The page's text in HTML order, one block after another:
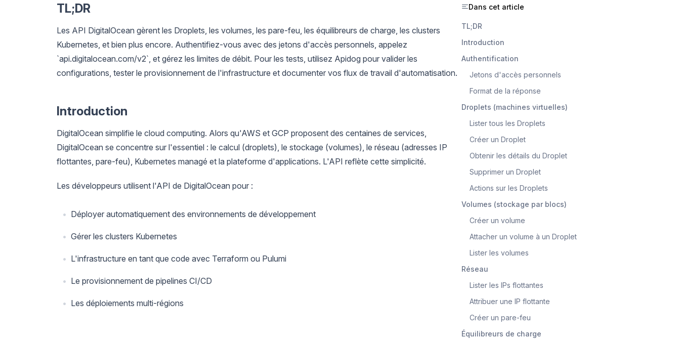
TL;DR
Les API DigitalOcean gèrent les Droplets, les volumes, les pare-feu, les équilibreurs de charge, les clusters
Kubernetes, et bien plus encore. Authentifiez-vous avec des jetons d'accès personnels, appelez
`api.digitalocean.com/v2`, et gérez les limites de débit. Pour les tests, utilisez Apidog pour valider les
configurations, tester le provisionnement de l'infrastructure et documenter vos flux de travail d'automatisation.
Introduction
DigitalOcean simplifie le cloud computing. Alors qu'AWS et GCP proposent des centaines de services,
DigitalOcean se concentre sur l'essentiel : le calcul (droplets), le stockage (volumes), le réseau (adresses IP
flottantes, pare-feu), Kubernetes managé et la plateforme d'applications. L'API reflète cette simplicité.
Les développeurs utilisent l'API de DigitalOcean pour :
Déployer automatiquement des environnements de développement
Gérer les clusters Kubernetes
L'infrastructure en tant que code avec Terraform ou Pulumi
Le provisionnement de pipelines CI/CD
Les déploiements multi-régions
Dans cet article
TL;DR
Introduction
Authentification
Jetons d'accès personnels
Format de la réponse
Droplets (machines virtuelles)
Lister tous les Droplets
Créer un Droplet
Obtenir les détails du Droplet
Supprimer un Droplet
Actions sur les Droplets
Volumes (stockage par blocs)
Créer un volume
Attacher un volume à un Droplet
Lister les volumes
Réseau
Lister les IPs flottantes
Attribuer une IP flottante
Créer un pare-feu
Équilibreurs de charge